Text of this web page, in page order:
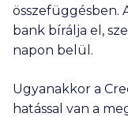
összefüggésben.
bank bírálja el,
napon belül.
Ugyanakkor a
hatással van a